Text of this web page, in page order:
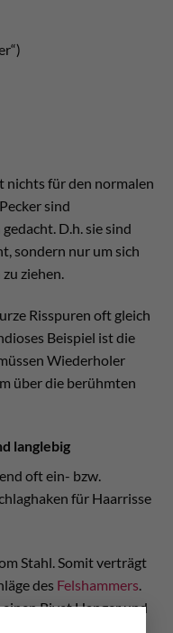
nichts für den normalen
sind
D.h. sie sind
sondern nur um sich
ziehen.
Risspuren oft gleich
Beispiel ist die
Wiederholer
über die berühmten
langlebig
oft ein- bzw.
für Haarrisse
Stahl. Somit verträgt
des Felshammers.
Rivet Hanger und